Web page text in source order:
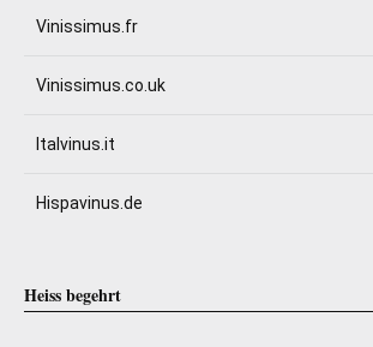
Vinissimus.fr
Vinissimus.co.uk
Italvinus.it
Hispavinus.de
Heiss begehrt